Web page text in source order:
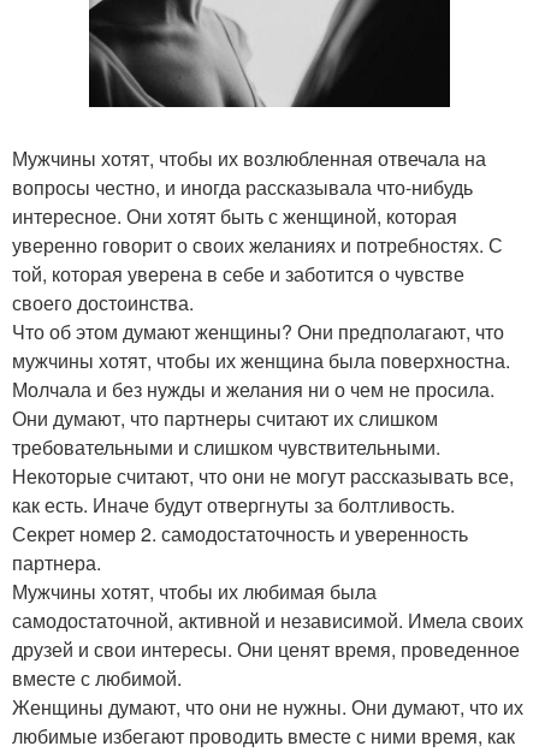
Мужчины хотят, чтобы их возлюбленная отвечала на
вопросы честно, и иногда рассказывала что-нибудь
интересное. Они хотят быть с женщиной, которая
уверенно говорит о своих желаниях и потребностях. С
той, которая уверена в себе и заботится о чувстве
своего достоинства.
Что об этом думают женщины? Они предполагают, что
мужчины хотят, чтобы их женщина была поверхностна.
Молчала и без нужды и желания ни о чем не просила.
Они думают, что партнеры считают их слишком
требовательными и слишком чувствительными.
Некоторые считают, что они не могут рассказывать все,
как есть. Иначе будут отвергнуты за болтливость.
Секрет номер 2. самодостаточность и уверенность
партнера.
Мужчины хотят, чтобы их любимая была
самодостаточной, активной и независимой. Имела своих
друзей и свои интересы. Они ценят время, проведенное
вместе с любимой.
Женщины думают, что они не нужны. Они думают, что их
любимые избегают проводить вместе с ними время, как